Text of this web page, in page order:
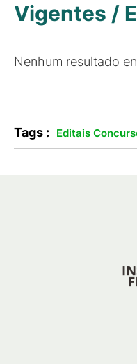
Vigentes /
Nenhum resultado
Tags : Editais